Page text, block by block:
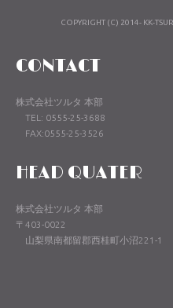
COPYRIGHT (C) 2014- KK-
CONTACT
株式会社ツルタ 本部
TEL: 0555-25-3688
FAX:0555-25-3526
HEAD QUATER
株式会社ツルタ 本部
〒403-0022
山梨県南都留郡西桂町小沼221-1